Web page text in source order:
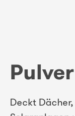
Deckt